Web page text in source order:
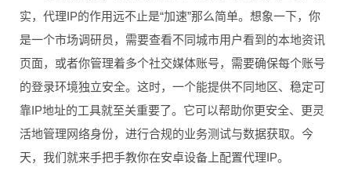
实，代理IP的作用远不止是“加速”那么简单。想象一下，你
是一个市场调研员，需要查看不同城市用户看到的本地资讯
页面，或者你管理着多个社交媒体账号，需要确保每个账号
的登录环境独立安全。这时，一个能提供不同地区、稳定可
靠IP地址的工具就至关重要了。它可以帮助你更安全、更灵
活地管理网络身份，进行合规的业务测试与数据获取。今
天，我们就来手把手教你在安卓设备上配置代理IP。